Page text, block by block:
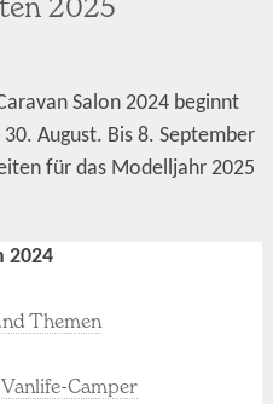
Salon 2024 beginnt
August. Bis 8. September
für das Modelljahr 2025
2024
Themen
Camper